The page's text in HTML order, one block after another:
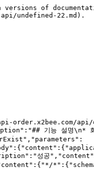
of
undefined-22.md).
기능 설명\n* 회
성공